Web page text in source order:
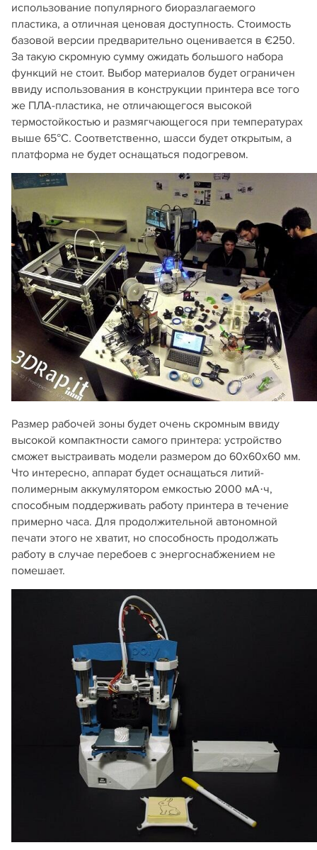
использование популярного биоразлагаемого
пластика, а отличная ценовая доступность. Стоимость
базовой версии предварительно оценивается в €250.
За такую скромную сумму ожидать большого набора
функций не стоит. Выбор материалов будет ограничен
ввиду использования в конструкции принтера все того
же ПЛА-пластика, не отличающегося высокой
термостойкостью и размягчающегося при температурах
выше 65°C. Соответственно, шасси будет открытым, а
платформа не будет оснащаться подогревом.
Размер рабочей зоны будет очень скромным ввиду
высокой компактности самого принтера: устройство
сможет выстраивать модели размером до 60х60х60 мм.
Что интересно, аппарат будет оснащаться литий-
полимерным аккумулятором емкостью 2000 мА·ч,
способным поддерживать работу принтера в течение
примерно часа. Для продолжительной автономной
печати этого не хватит, но способность продолжать
работу в случае перебоев с энергоснабжением не
помешает.